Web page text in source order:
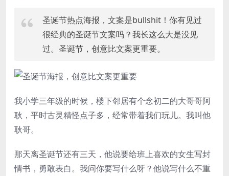
圣诞节热点海报，文案是bullshit！你有见过
很经典的圣诞节文案吗？我长这么大是没见
过。圣诞节，创意比文案更重要。
我小学三年级的时候，楼下邻居有个念初二的大哥哥阿
耿，平时古灵精怪点子多，经常带着我们玩儿。我叫他
耿哥。
那天离圣诞节还有三天，他说要给班上喜欢的女生写封
情书，勇敢表白。我问你要写什么呀？他说写什么不重